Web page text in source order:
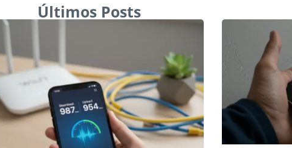
Últimos Posts